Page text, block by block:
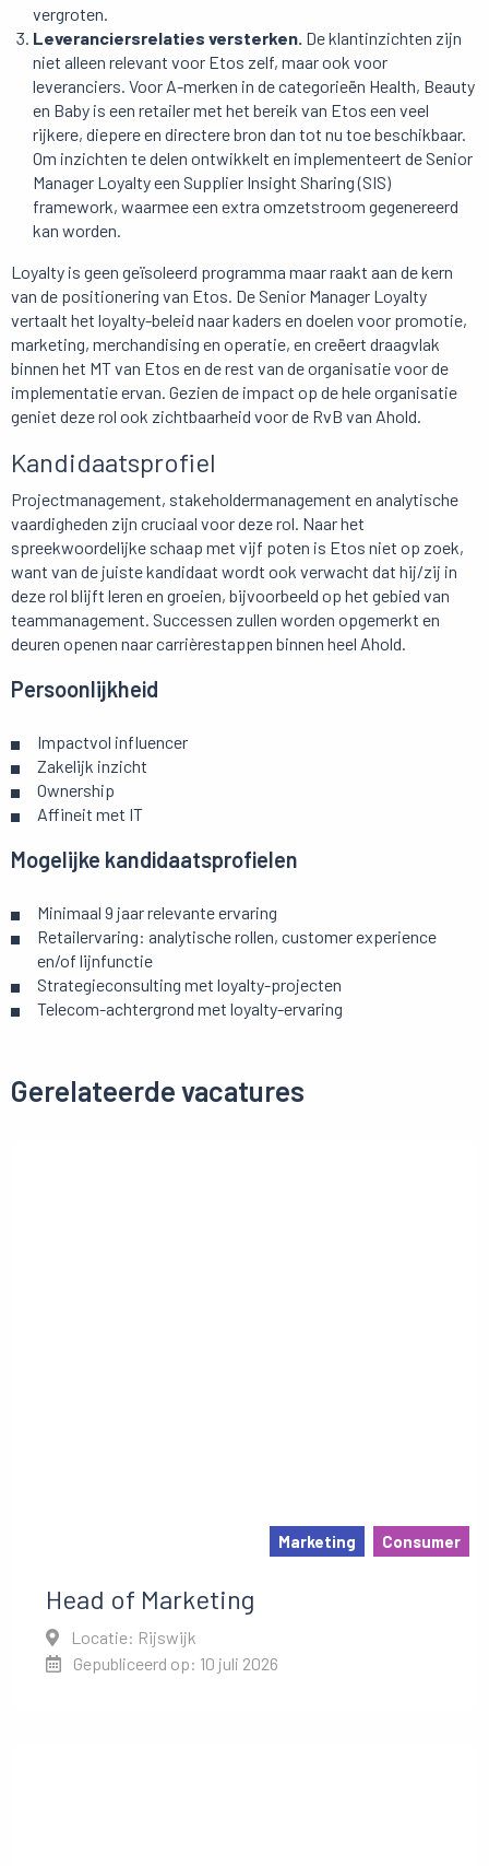
vergroten.
Leveranciersrelaties versterken. De klantinzichten zijn
niet alleen relevant voor Etos zelf, maar ook voor
leveranciers. Voor A-merken in de categorieën Health, Beauty
en Baby is een retailer met het bereik van Etos een veel
rijkere, diepere en directere bron dan tot nu toe beschikbaar.
Om inzichten te delen ontwikkelt en implementeert de Senior
Manager Loyalty een Supplier Insight Sharing (SIS)
framework, waarmee een extra omzetstroom gegenereerd
kan worden.
Loyalty is geen geïsoleerd programma maar raakt aan de kern
van de positionering van Etos. De Senior Manager Loyalty
vertaalt het loyalty-beleid naar kaders en doelen voor promotie,
marketing, merchandising en operatie, en creëert draagvlak
binnen het MT van Etos en de rest van de organisatie voor de
implementatie ervan. Gezien de impact op de hele organisatie
geniet deze rol ook zichtbaarheid voor de RvB van Ahold.
Kandidaatsprofiel
Projectmanagement, stakeholdermanagement en analytische
vaardigheden zijn cruciaal voor deze rol. Naar het
spreekwoordelijke schaap met vijf poten is Etos niet op zoek,
want van de juiste kandidaat wordt ook verwacht dat hij/zij in
deze rol blijft leren en groeien, bijvoorbeeld op het gebied van
teammanagement. Successen zullen worden opgemerkt en
deuren openen naar carrièrestappen binnen heel Ahold.
Persoonlijkheid
Impactvol influencer
Zakelijk inzicht
Ownership
Affineit met IT
Mogelijke kandidaatsprofielen
Minimaal 9 jaar relevante ervaring
Retailervaring: analytische rollen, customer experience
en/of lijnfunctie
Strategieconsulting met loyalty-projecten
Telecom-achtergrond met loyalty-ervaring
Gerelateerde vacatures
Marketing Consumer
Head of Marketing
Locatie: Rijswijk
Gepubliceerd op: 10 juli 2026